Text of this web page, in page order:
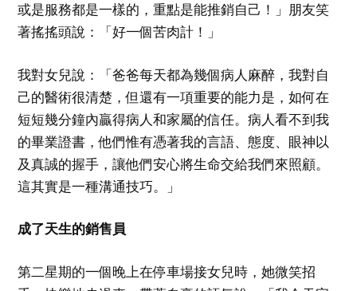
或是服務都是一樣的，重點是能推銷自己！」朋友笑
著搖搖頭說：「好一個苦肉計！」
我對女兒說：「爸爸每天都為幾個病人麻醉，我對自
己的醫術很清楚，但還有一項重要的能力是，如何在
短短幾分鐘內贏得病人和家屬的信任。病人看不到我
的畢業證書，他們惟有憑著我的言語、態度、眼神以
及真誠的握手，讓他們安心將生命交給我們來照顧。
這其實是一種溝通技巧。」
成了天生的銷售員
第二星期的一個晚上在停車場接女兒時，她微笑招